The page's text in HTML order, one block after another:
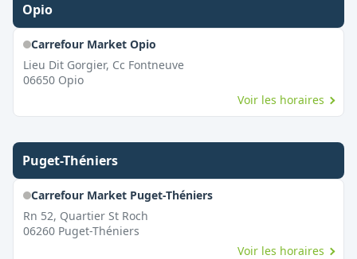
Opio
Carrefour Market Opio
Lieu Dit Gorgier, Cc Fontneuve
06650 Opio
Voir les horaires
Puget-Théniers
Carrefour Market Puget-Théniers
Rn 52, Quartier St Roch
06260 Puget-Théniers
Voir les horaires